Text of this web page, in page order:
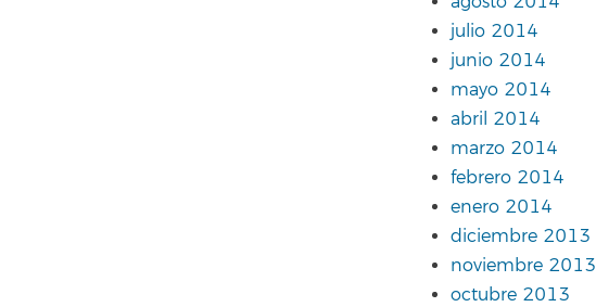
julio 2014
junio 2014
mayo 2014
abril 2014
marzo 2014
febrero 2014
enero 2014
diciembre 2013
noviembre 2013
octubre 2013